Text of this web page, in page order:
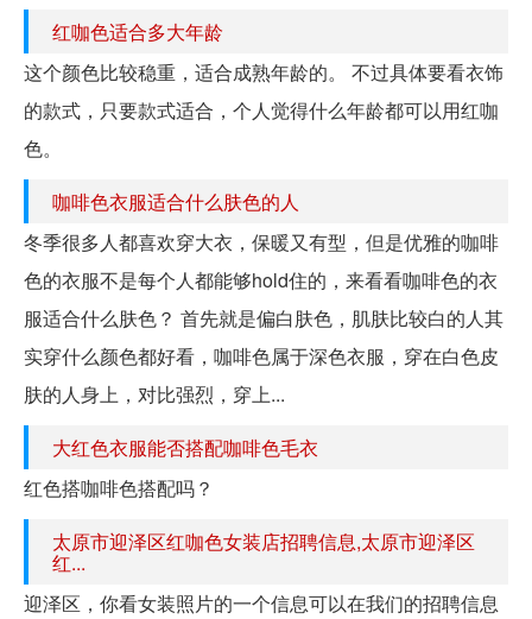
红咖色适合多大年龄
这个颜色比较稳重，适合成熟年龄的。 不过具体要看衣饰
的款式，只要款式适合，个人觉得什么年龄都可以用红咖
色。
咖啡色衣服适合什么肤色的人
冬季很多人都喜欢穿大衣，保暖又有型，但是优雅的咖啡
色的衣服不是每个人都能够hold住的，来看看咖啡色的衣
服适合什么肤色？ 首先就是偏白肤色，肌肤比较白的人其
实穿什么颜色都好看，咖啡色属于深色衣服，穿在白色皮
肤的人身上，对比强烈，穿上...
大红色衣服能否搭配咖啡色毛衣
红色搭咖啡色搭配吗？
太原市迎泽区红咖色女装店招聘信息,太原市迎泽区
红...
迎泽区，你看女装照片的一个信息可以在我们的招聘信息